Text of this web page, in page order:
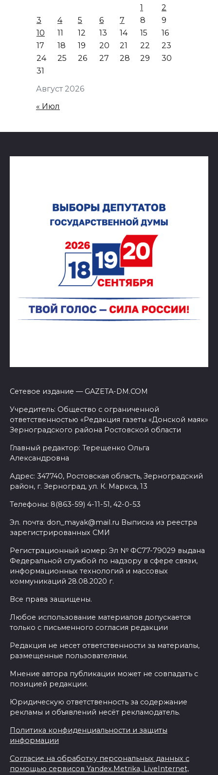
Август 2026
1
2
3
4 5 6 7 8
9
10
11 12 13 14 15
16
17
18 19 20 21 22
23
24
25 26 27 28 29
30
31
« Июл
Сетевое издание — GAZETA-DM.COM
Учредитель: Общество с ограниченной
ответственностью «Редакция газеты «Донской маяк»
Зерноградского района Ростовской области
Главный редактор: Терещенко Ольга
Александровна
Адрес: 347740, Ростовская область, Зерноградский
район, г. Зерноград, ул. К. Маркса, 13
Телефоны: 8(863-59) 4-11-51, 42-0-53
Эл. почта: don_mayak@mail.ru Выписка из реестра
зарегистрированных СМИ
Регистрационный номер: Эл № ФС77-79029 выдана
Федеральной службой по надзору в сфере связи,
информационных технологий и массовых
коммуникаций 28.08.2020 г.
Все права защищены.
Любое использование материалов допускается
только с письменного согласия редакции
Редакция не несет ответственности за материалы,
размещенные пользователями.
Мнение автора публикации может не совпадать с
позицией редакции.
Юридическую ответственность за содержание
рекламы и объявлений несёт рекламодатель.
Политика конфиденциальности и защиты
информации
Согласие на обработку персональных данных с
помощью сервисов Yandex.Metrika, LiveInternet,